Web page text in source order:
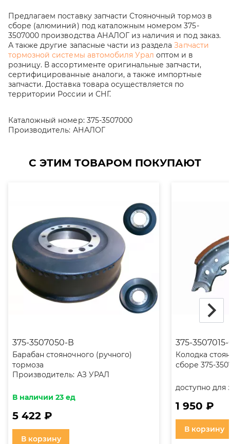
Предлагаем поставку запчасти Стояночный тормоз в
сборе (алюминий) под каталожным номером 375-
3507000 производства АНАЛОГ из наличия и под заказ.
А также другие запасные части из разделаЗапчасти
тормозной системы автомобиля Урал оптом и в
розницу. В ассортименте оригинальные запчасти,
сертифицированные аналоги, а также импортные
запчасти. Доставка товара осуществляется по
территории России и СНГ.
Каталожный номер: 375-3507000
Производитель: АНАЛОГ
С ЭТИМ ТОВАРОМ ПОКУПАЮТ
375-3507050-В
Барабан стояночного (ручного)
тормоза
Производитель: АЗ УРАЛ
В наличии 23 ед
5 422 ₽
В корзину
375-3507015-
Колодка
сборе 375-
доступно для
1 950 ₽
В корзину